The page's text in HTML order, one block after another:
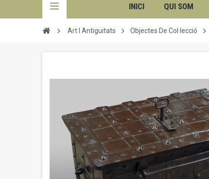
INICI QUI SOM
Art I Antiguitats Objectes De Col·lecció